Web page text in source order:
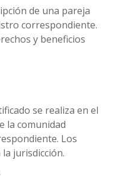
de una pareja
correspondiente.
y beneficios
se realiza en el
la comunidad
Los
jurisdicción.